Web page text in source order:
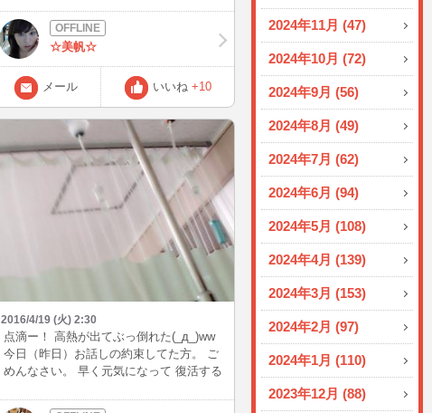
2024年11月 (47)
2024年10月 (72)
2024年9月 (56)
2024年8月 (49)
2024年7月 (62)
2024年6月 (94)
2024年5月 (108)
2024年4月 (139)
2024年3月 (153)
2024年2月 (97)
2024年1月 (110)
2023年12月 (88)
じるお菓子に巡り逢いました( *´艸｀)ｳﾌﾌ
知ってる方いるのかなぁ？？？ そして画
像、横ですみません(;´∀｀) オランダの伝
統的なお菓子でSTROOPWAFELS。 毎
日数枚食べてしまうほどです(;´∀｀) オシ
ャレな感じでお家カフェが 出来るスイー
ツ( *´艸｀) 最近はこのお菓子で毎日満喫
しています(●´ω｀●) これを頂くとです
ね、なんか不思議な幸せを 感じちゃいま
すね～(*´ω`*) 嫌な事を忘れちゃった
り。。。 食べている瞬間が本当に些細な
事なんですが とっても幸せだな～って思
いますね(*´ω`*) こんな事で「幸せ」だな
んて・・・ 私だけ・・・？？？ そして、
ホットのコーヒーのカップに乗せて数分
たったら 中のキャラメルが解けていい感
じにとろけます(>_<)キャー 普通の食べ
倍です笑 きっと・・・。 皆さまも日頃の
ストレスであったり、愚痴や不満も 一気
に吹っ飛んでしまうと思われます( *´艸｀)
紅茶とセットで↑のお菓子で心休まる一時
☆美帆☆
メール いいね +10
2016/4/19 (火) 2:30
点滴ー！ 高熱が出てぶっ倒れた(_д_)ww
今日（昨日）お話しの約束してた方。 ご
めんなさい。 早く元気になって 復活する
ね(ﾉ)'ω`(ヾ)♡ おやすみなさい。